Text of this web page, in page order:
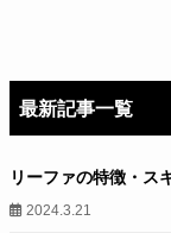
最新記事一覧
リーファの特徴・ス
2024.3.21